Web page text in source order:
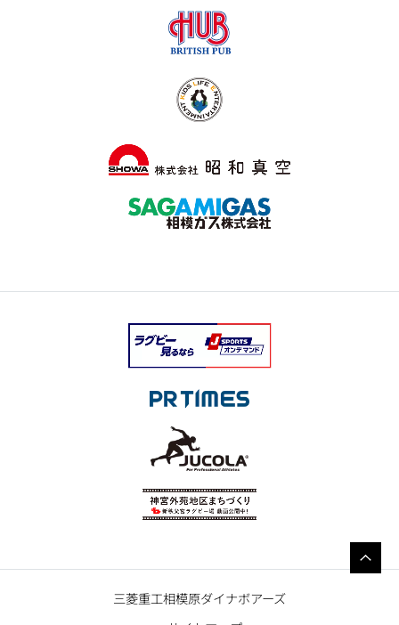
三菱重工相模原ダイナボアーズ